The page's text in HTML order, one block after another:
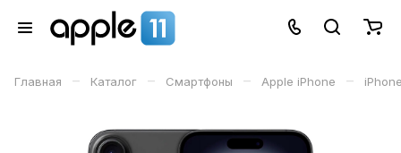
Главная – Каталог – Смартфоны – Apple iPhone –